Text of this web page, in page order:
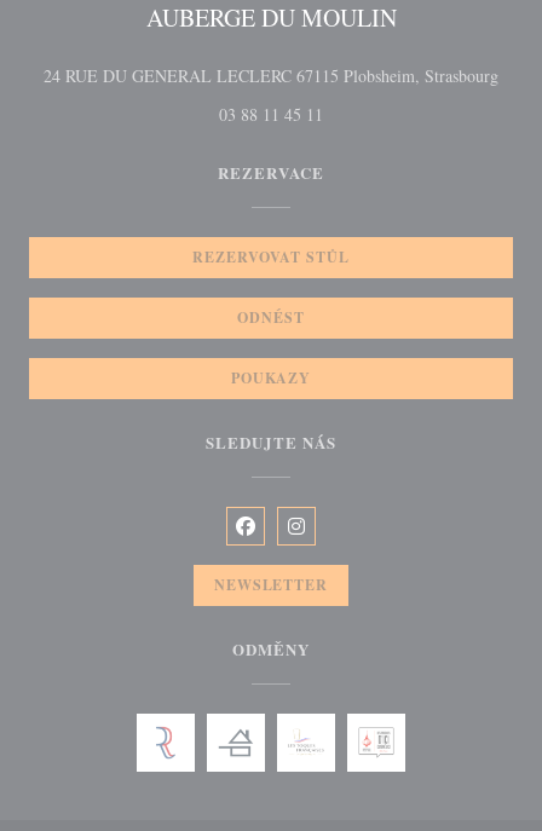
AUBERGE DU MOULIN
24 RUE DU GENERAL LECLERC 67115 Plobsheim, Strasbourg
03 88 11 45 11
REZERVACE
REZERVOVAT STŮL
ODNÉST
POUKAZY
SLEDUJTE NÁS
Facebook ((otevře se v novém okně))
Instagram ((otevře se v novém
NEWSLETTER
ODMĚNY